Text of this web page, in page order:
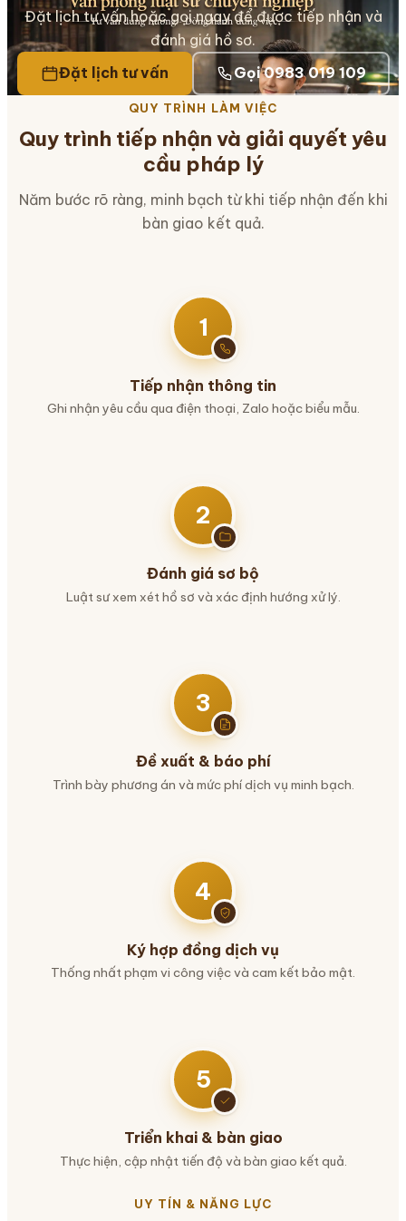
Đặt lịch tư vấn hoặc gọi ngay để được tiếp nhận và
đánh giá hồ sơ.
Đặt lịch tư vấn
Gọi 0983 019 109
QUY TRÌNH LÀM VIỆC
Quy trình tiếp nhận và giải quyết yêu
cầu pháp lý
Năm bước rõ ràng, minh bạch từ khi tiếp nhận đến khi
bàn giao kết quả.
1
Tiếp nhận thông tin
Ghi nhận yêu cầu qua điện thoại, Zalo hoặc biểu mẫu.
2
Đánh giá sơ bộ
Luật sư xem xét hồ sơ và xác định hướng xử lý.
3
Đề xuất & báo phí
Trình bày phương án và mức phí dịch vụ minh bạch.
4
Ký hợp đồng dịch vụ
Thống nhất phạm vi công việc và cam kết bảo mật.
5
Triển khai & bàn giao
Thực hiện, cập nhật tiến độ và bàn giao kết quả.
UY TÍN & NĂNG LỰC